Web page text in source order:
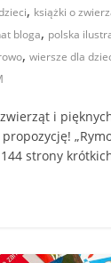
, książki o
bloga, polska
, wiersze dla
i
strony